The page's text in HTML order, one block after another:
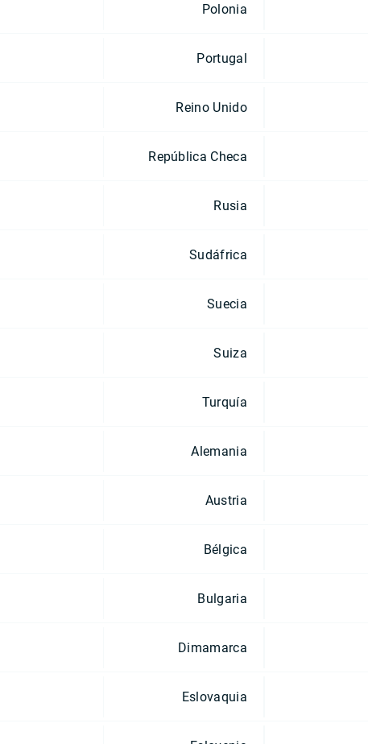
Polonia
Portugal
Reino Unido
República Checa
Rusia
Sudáfrica
Suecia
Suiza
Turquía
Alemania
Austria
Bélgica
Bulgaria
Dimamarca
Eslovaquia